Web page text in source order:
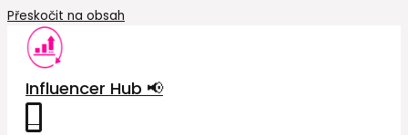
Přeskočit na obsah
Influencer Hub 📢